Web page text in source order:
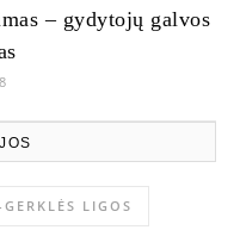
– gydytojų galvos
LIGOS